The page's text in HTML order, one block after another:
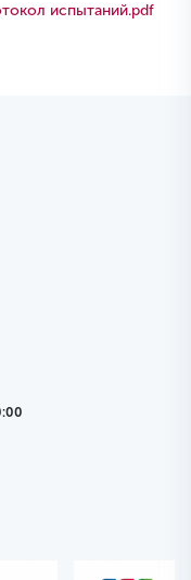
испытаний.pdf